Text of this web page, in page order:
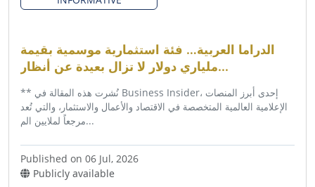
الدراما العربية… فئة استثمارية موسمية بقيمة
ملياري دولار لا تزال بعيدة عن أنظار...
** نُشرت هذه المقالة في Business Insider، إحدى أبرز المنصات
الإعلامية العالمية المتخصصة في الاقتصاد والأعمال والاستثمار، والتي تُعد
مرجعاً لملايين الم...
Published on 06 Jul, 2026
Publicly available